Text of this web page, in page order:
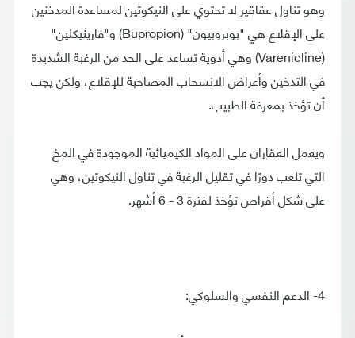
وهو تناول عقاقير لا تحتوي على النيكوتين لمساعدة المدخنين
على الإقلاع هي "بوبروبيون" (Bupropion) و"فارينيكلين"
(Varenicline) وهي أدوية تساعد على الحد من الرغبة الشديدة
في التدخين وأعراض الانسحاب المصاحبة للإقلاع، ولكن يجب
أن تؤخذ بمعرفة الطبيب.
ويعمل العقاران على المواد الكيميائية الموجودة في المخ
التي تلعب دورًا في تقليل الرغبة في تناول النيكوتين، وهي
على شكل أقراص تؤخذ لفترة 3 - 6 أشهر.
4- الدعم النفسي والسلوكي: